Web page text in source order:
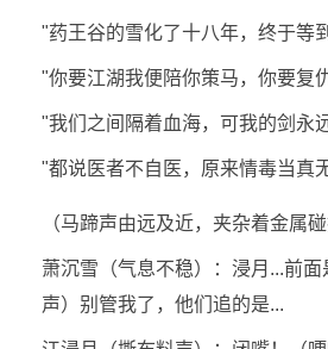
"药王谷的雪化了十八年，终于等
"你要江湖我便陪你策马，你要复
"我们之间隔着血海，可我的剑永
"都说医者不自医，原来情毒当真
（马蹄声由远及近，夹杂着金属碰
萧沉雪（气息不稳）：浸月...前
声）别管我了，他们追的是...